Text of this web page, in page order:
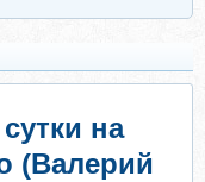
на
(Валерий